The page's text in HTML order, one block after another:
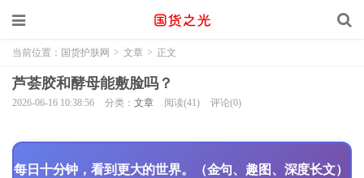
当前位置： 国货护肤网 > 文章 > 正文
芦荟胶和酵母能敷脸吗？
2026-06-16 10:38:56 分类： 文章 阅读(41) 评论(0)
每日十分钟，看到更大的世界。（金句、趣图、深度长文）